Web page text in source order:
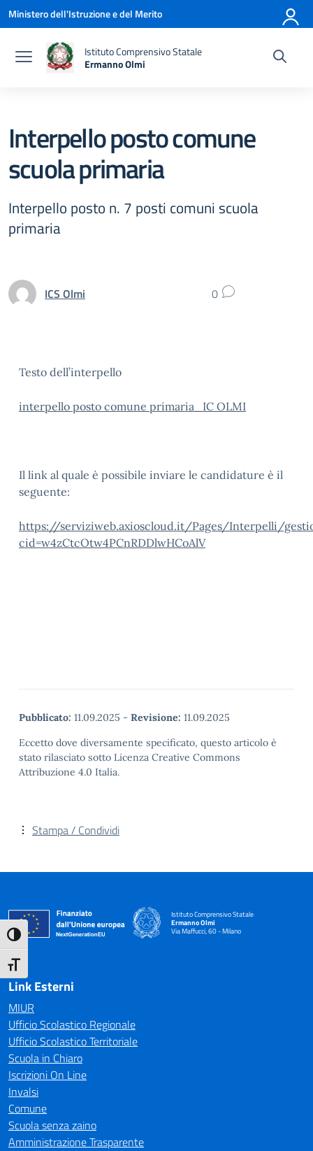
Attiva/disattiva alto contrasto
Attiva/disattiva dimensione testo
Vai ai contenuti
Vai al menu di navigazione
Vai al footer
Ministero dell'Istruzione e del Merito
Istituto Comprensivo Statale
Ermanno Olmi
Interpello posto comune
scuola primaria
Interpello posto n. 7 posti comuni scuola
primaria
ICS Olmi 0
Testo dell’interpello
interpello posto comune primaria_IC OLMI
Il link al quale è possibile inviare le candidature è il
seguente:
https://serviziweb.axioscloud.it/Pages/Interpelli/
cid=w4zCtcOtw4PCnRDDlwHCoAlV
Pubblicato: 11.09.2025 - Revisione: 11.09.2025
Eccetto dove diversamente specificato, questo articolo è
stato rilasciato sotto Licenza Creative Commons
Attribuzione 4.0 Italia.
Stampa / Condividi
Istituto Comprensivo Statale
Ermanno Olmi
Via Maffucci, 60 - Milano
— Visita la pagina iniziale della scuola
Link Esterni
MIUR
Ufficio Scolastico Regionale
Ufficio Scolastico Territoriale
Scuola in Chiaro
Iscrizioni On Line
Invalsi
Comune
Scuola senza zaino
Amministrazione Trasparente